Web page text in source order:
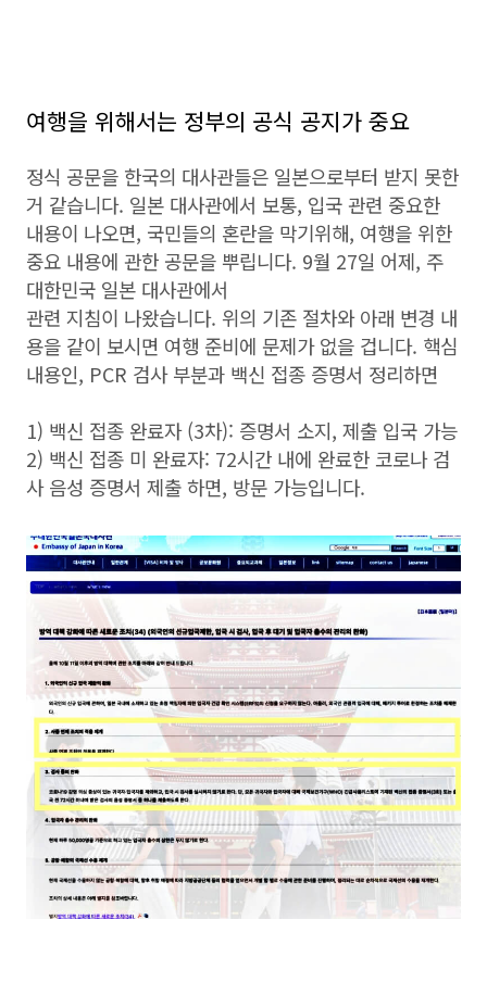
여행을 위해서는 정부의 공식 공지가 중요
정식 공문을 한국의 대사관들은 일본으로부터 받지 못한
거 같습니다. 일본 대사관에서 보통, 입국 관련 중요한
내용이 나오면, 국민들의 혼란을 막기위해, 여행을 위한
중요 내용에 관한 공문을 뿌립니다. 9월 27일 어제, 주
대한민국 일본 대사관에서
관련 지침이 나왔습니다. 위의 기존 절차와 아래 변경 내
용을 같이 보시면 여행 준비에 문제가 없을 겁니다. 핵심
내용인, PCR 검사 부분과 백신 접종 증명서 정리하면
1) 백신 접종 완료자 (3차): 증명서 소지, 제출 입국 가능
2) 백신 접종 미 완료자: 72시간 내에 완료한 코로나 검
사 음성 증명서 제출 하면, 방문 가능입니다.